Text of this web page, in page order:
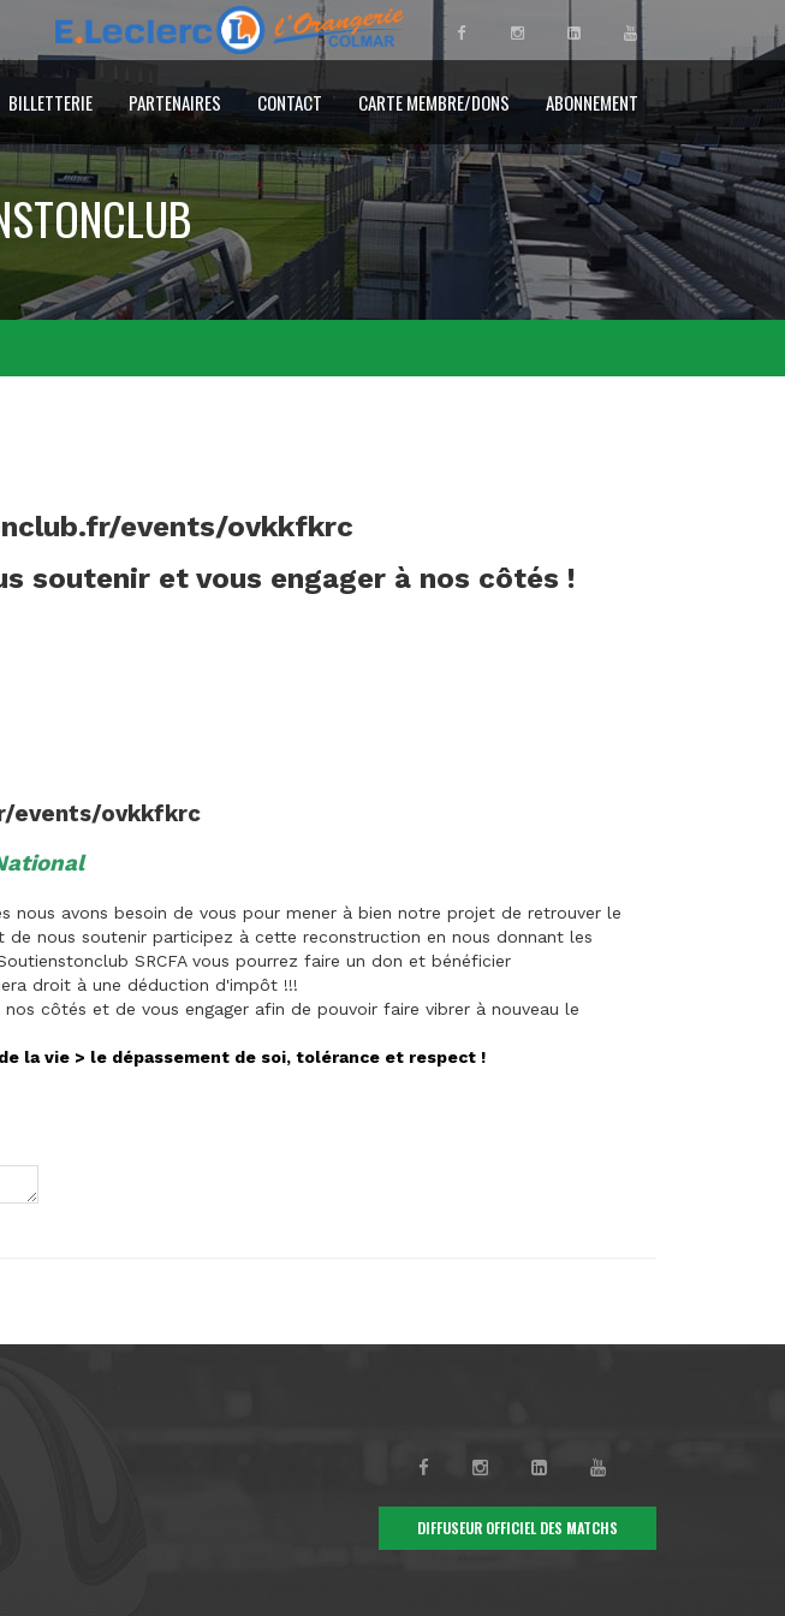
BILLETTERIE PARTENAIRES CONTACT CARTE MEMBRE/DONS ABONNEMENT
events/ovkkfkrc
soutenir et vous engager à nos côtés !
events/ovkkfkrc
nous avons besoin de vous pour mener à bien notre projet de retrouver le
nous soutenir participez à cette reconstruction en nous donnant les
SRCFA vous pourrez faire un don et bénéficier
droit à une déduction d'impôt !!!
côtés et de vous engager afin de pouvoir faire vibrer à nouveau le
la vie > le dépassement de soi, tolérance et respect !
DIFFUSEUR OFFICIEL DES MATCHS